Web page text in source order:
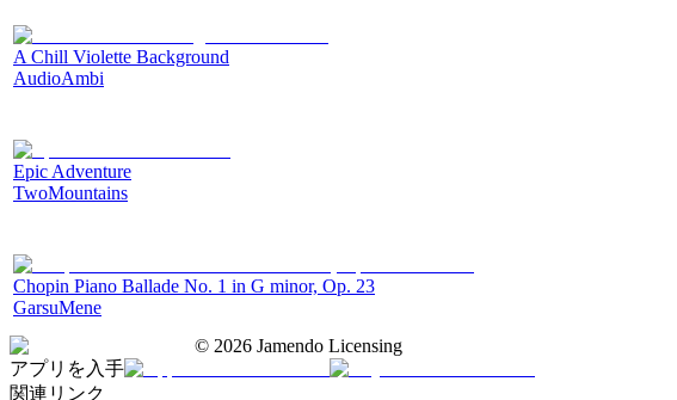
A Chill Violette Background
AudioAmbi
Epic Adventure
TwoMountains
Chopin Piano Ballade No. 1 in G minor, Op. 23
GarsuMene
© 2026 Jamendo Licensing
アプリを入手
関連リンク